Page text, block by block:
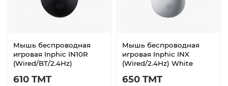
Мышь беспроводная
игровая Inphic IN10R
(Wired/BT/2.4Hz)
610 TMT
Мышь беспроводная
игровая Inphic INX
(Wired/2.4Hz) White
650 TMT